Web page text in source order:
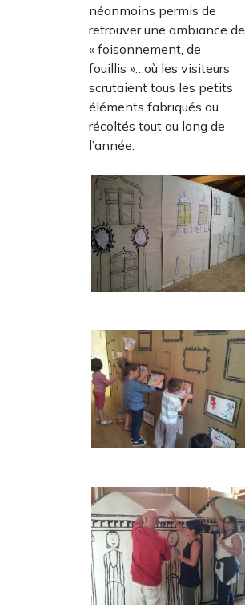
néanmoins permis de
retrouver une ambiance de
« foisonnement, de
fouillis »…où les visiteurs
scrutaient tous les petits
éléments fabriqués ou
récoltés tout au long de
l’année.